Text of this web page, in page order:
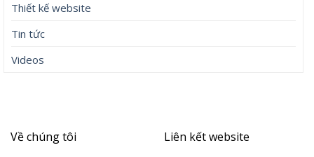
Thiết kế website
Tin tức
Videos
Về chúng tôi Liên kết website